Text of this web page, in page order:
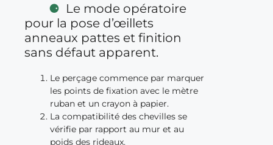
Le mode opératoire
pour la pose d’œillets
anneaux pattes et finition
sans défaut apparent.
Le perçage commence par marquer
les points de fixation avec le mètre
ruban et un crayon à papier.
La compatibilité des chevilles se
vérifie par rapport au mur et au
poids des rideaux.